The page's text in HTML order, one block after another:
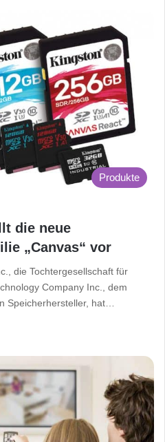
Produkte
die neue
„Canvas“ vor
die Tochtergesellschaft für
Company Inc., dem
Speicherhersteller, hat…